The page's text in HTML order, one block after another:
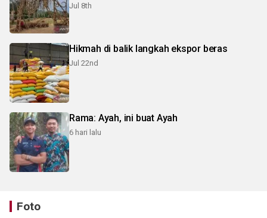
Jul 8th
Hikmah di balik langkah ekspor beras
Jul 22nd
Rama: Ayah, ini buat Ayah
6 hari lalu
Foto